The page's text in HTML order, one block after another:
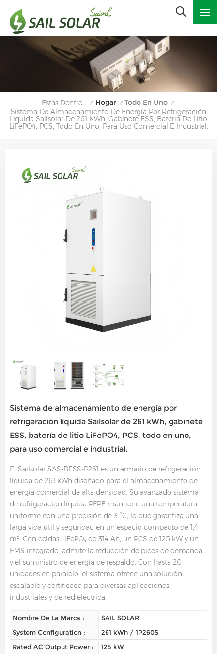
Estás Dentro : / Hogar / Todo En Uno /
Sistema De Almacenamiento De Energía Por Refrigeración
Líquida Sailsolar De 261 KWh, Gabinete ESS, Batería De Litio
LiFePO4, PCS, Todo En Uno, Para Uso Comercial E Industrial.
Sistema de almacenamiento de energía por
refrigeración líquida Sailsolar de 261 kWh, gabinete
ESS, batería de litio LiFePO4, PCS, todo en uno,
para uso comercial e industrial.
El Sailsolar SAS-BESS-P261 es un armario de refrigeración
líquida de 261 kWh diseñado para el almacenamiento de
energía comercial de alta densidad. Su avanzado sistema
de refrigeración líquida PFPE mantiene una temperatura
uniforme con una precisión de 3 °C, lo que garantiza una
larga vida útil y seguridad en un espacio compacto de 1,4
m². Con celdas LiFePO₄ de 314 Ah, un PCS de 125 kW y un
EMS integrado, admite la reducción de picos de demanda
y el suministro de energía de respaldo. Con hasta 20
unidades en paralelo, el sistema ofrece una solución
escalable y certificada para diversas aplicaciones
industriales y de red eléctrica.
Nombre De La Marca :
SAIL SOLAR
System Configuration :
261 kWh / 1P260S
Rated AC Output Power :
125 kW